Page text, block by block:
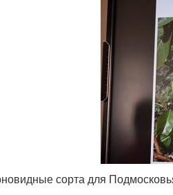
сорта для